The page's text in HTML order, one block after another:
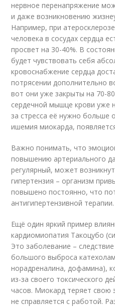
нервное перенапряжение
и даже возникновению
Например, при
человека в сосудах сердца
просвет на 30-40%. В
будет чувствовать себя
кровоснабжение сердца
потрясении дополнительно
вот они уже закрыты на 70-
сердечной мышце крови уже
за стресса её нужно больше
ишемия миокарда,
Важно понимать, что
повышению артериального
регулярный, может
гипертензия – организм
повышено постоянно, что
антигипертензивной терапии.
Ещё один яркий пример
кардиомиопатия Такоцубо
Это заболевание –
большого выброса
норадреналина, дофамина),
из-за своего токсического
часов. Миокард теряет свою
не справляется с работой.